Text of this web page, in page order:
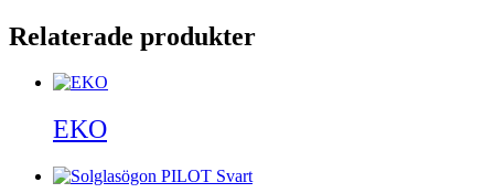
Relaterade produkter
EKO